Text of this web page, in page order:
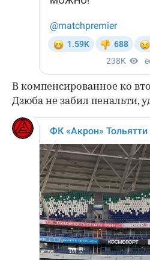
В компенсированное ко
Дзюба не забил пенальти,